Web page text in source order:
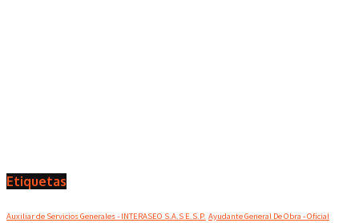
Etiquetas
Auxiliar de Servicios Generales - INTERASEO S.A.S E.S.P. Ayudante General De Obra - Oficial